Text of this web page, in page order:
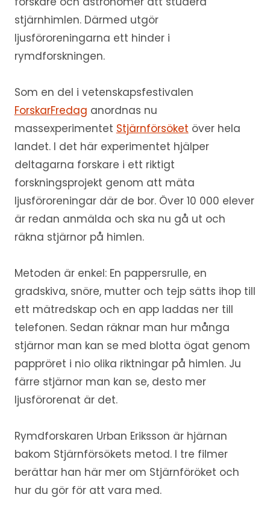
stjärnhimlen. Därmed utgör
ljusföroreningarna ett hinder i
rymdforskningen.
Som en del i vetenskapsfestivalen
ForskarFredag anordnas nu
massexperimentet Stjärnförsöket över hela
landet. I det här experimentet hjälper
deltagarna forskare i ett riktigt
forskningsprojekt genom att mäta
ljusföroreningar där de bor. Över 10 000 elever
är redan anmälda och ska nu gå ut och
räkna stjärnor på himlen.
Metoden är enkel: En pappersrulle, en
gradskiva, snöre, mutter och tejp sätts ihop till
ett mätredskap och en app laddas ner till
telefonen. Sedan räknar man hur många
stjärnor man kan se med blotta ögat genom
pappröret i nio olika riktningar på himlen. Ju
färre stjärnor man kan se, desto mer
ljusförorenat är det.
Rymdforskaren Urban Eriksson är hjärnan
bakom Stjärnförsökets metod. I tre filmer
berättar han här mer om Stjärnföröket och
hur du gör för att vara med.